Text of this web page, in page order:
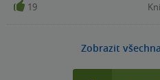
19
Zobrazit